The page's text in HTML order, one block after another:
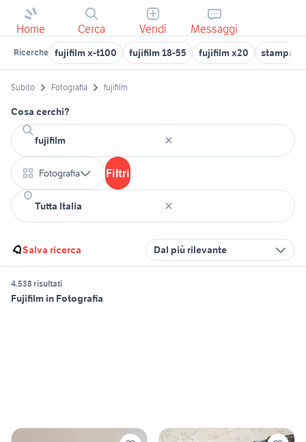
Home Cerca Vendi Messaggi
Ricerche fujifilm x-t100 fujifilm 18-55 fujifilm x20
Subito Fotografia fujifilm
Cosa cerchi?
Fotografia Filtri
Salva ricerca Dal più rilevante
4.538 risultati
Fujifilm in Fotografia